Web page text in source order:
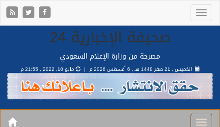
صحيفة الإخبارية 24
مصرحة من وزارة الإعلام السعودي
الخميس , 21 صفر 1448 هـ , 6 أغسطس 2026 م | مايو 10, 2022 , 21:55 م